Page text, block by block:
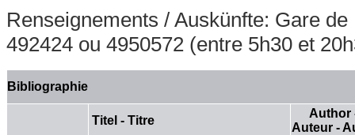
Renseignements / Auskünfte: Gare
492424 ou 4950572 (entre 5h30 et
Bibliographie
Titel - Titre
Author
Auteur -